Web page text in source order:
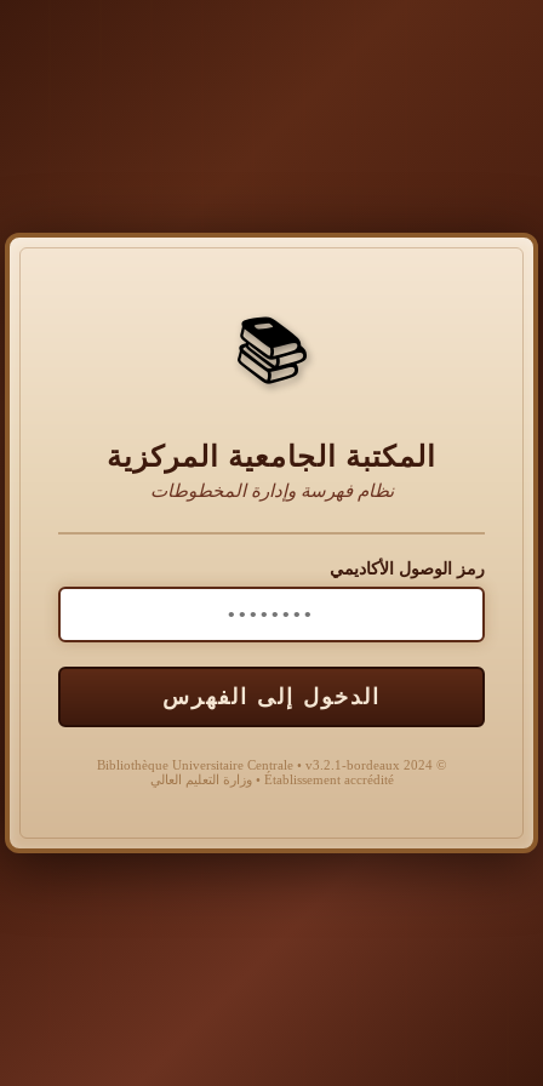
📚
المكتبة الجامعية المركزية
نظام فهرسة وإدارة المخطوطات
رمز الوصول الأكاديمي
الدخول إلى الفهرس
© 2024 Bibliothèque Universitaire Centrale • v3.2.1-bordeaux
Établissement accrédité • وزارة التعليم العالي